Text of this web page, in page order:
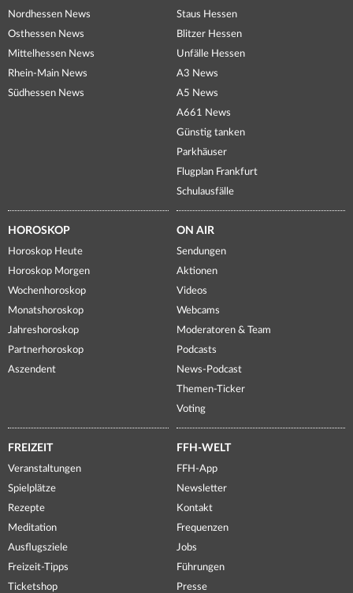
Nordhessen News
Osthessen News
Mittelhessen News
Rhein-Main News
Südhessen News
Staus Hessen
Blitzer Hessen
Unfälle Hessen
A3 News
A5 News
A661 News
Günstig tanken
Parkhäuser
Flugplan Frankfurt
Schulausfälle
HOROSKOP
Horoskop Heute
Horoskop Morgen
Wochenhoroskop
Monatshoroskop
Jahreshoroskop
Partnerhoroskop
Aszendent
ON AIR
Sendungen
Aktionen
Videos
Webcams
Moderatoren & Team
Podcasts
News-Podcast
Themen-Ticker
Voting
FREIZEIT
Veranstaltungen
Spielplätze
Rezepte
Meditation
Ausflugsziele
Freizeit-Tipps
Ticketshop
FFH-WELT
FFH-App
Newsletter
Kontakt
Frequenzen
Jobs
Führungen
Presse